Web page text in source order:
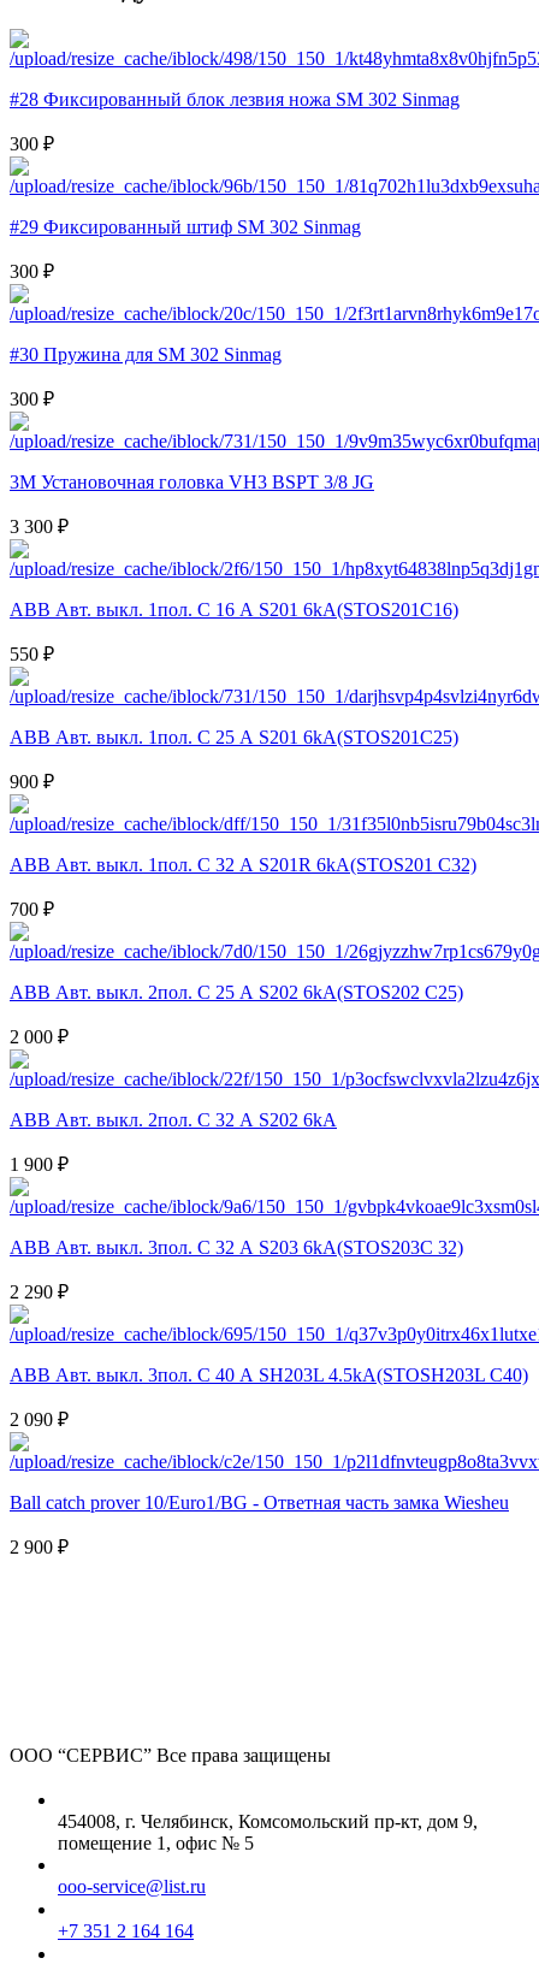
#28 Фиксированный блок лезвия ножа SM 302 Sinmag
300 ₽
#29 Фиксированный штиф SM 302 Sinmag
300 ₽
#30 Пружина для SM 302 Sinmag
300 ₽
3M Установочная головка VH3 BSPT 3/8 JG
3 300 ₽
ABB Авт. выкл. 1пол. С 16 А S201 6kA(STOS201C16)
550 ₽
ABB Авт. выкл. 1пол. С 25 А S201 6kA(STOS201C25)
900 ₽
ABB Авт. выкл. 1пол. С 32 А S201R 6kA(STOS201 C32)
700 ₽
ABB Авт. выкл. 2пол. С 25 А S202 6kA(STOS202 C25)
2 000 ₽
ABB Авт. выкл. 2пол. С 32 А S202 6kA
1 900 ₽
ABB Авт. выкл. 3пол. С 32 А S203 6kA(STOS203C 32)
2 290 ₽
ABB Авт. выкл. 3пол. С 40 А SH203L 4.5kA(STOSH203L C40)
2 090 ₽
Ball catch prover 10/Euro1/BG - Ответная часть замка Wiesheu
2 900 ₽
ООО “СЕРВИС” Все права защищены
454008, г. Челябинск, Комсомольский пр-кт, дом 9,
помещение 1, офис № 5
ooo-service@list.ru
+7 351 2 164 164